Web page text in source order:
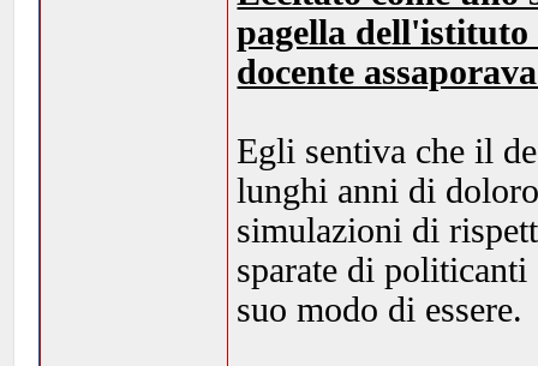
pagella
docente
Egli sentiva che il
lunghi anni di
simulazioni di
sparate di
suo modo di essere.